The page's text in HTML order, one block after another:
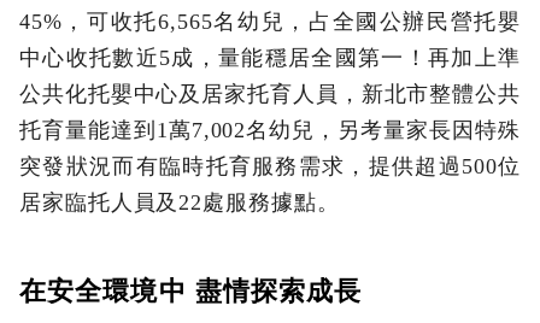
45%，可收托6,565名幼兒，占全國公辦民營托嬰
中心收托數近5成，量能穩居全國第一！再加上準
公共化托嬰中心及居家托育人員，新北市整體公共
托育量能達到1萬7,002名幼兒，另考量家長因特殊
突發狀況而有臨時托育服務需求，提供超過500位
居家臨托人員及22處服務據點。
在安全環境中 盡情探索成長